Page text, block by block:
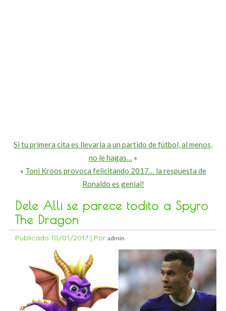
Si tu primera cita es llevarla a un partido de fútbol, al menos,
no le hagas… »
« Toni Kroos provoca felicitando 2017… la respuesta de
Ronaldo es genial!
Dele Alli se parece todito a Spyro
The Dragon
Publicado 10/01/2017 | Por admin